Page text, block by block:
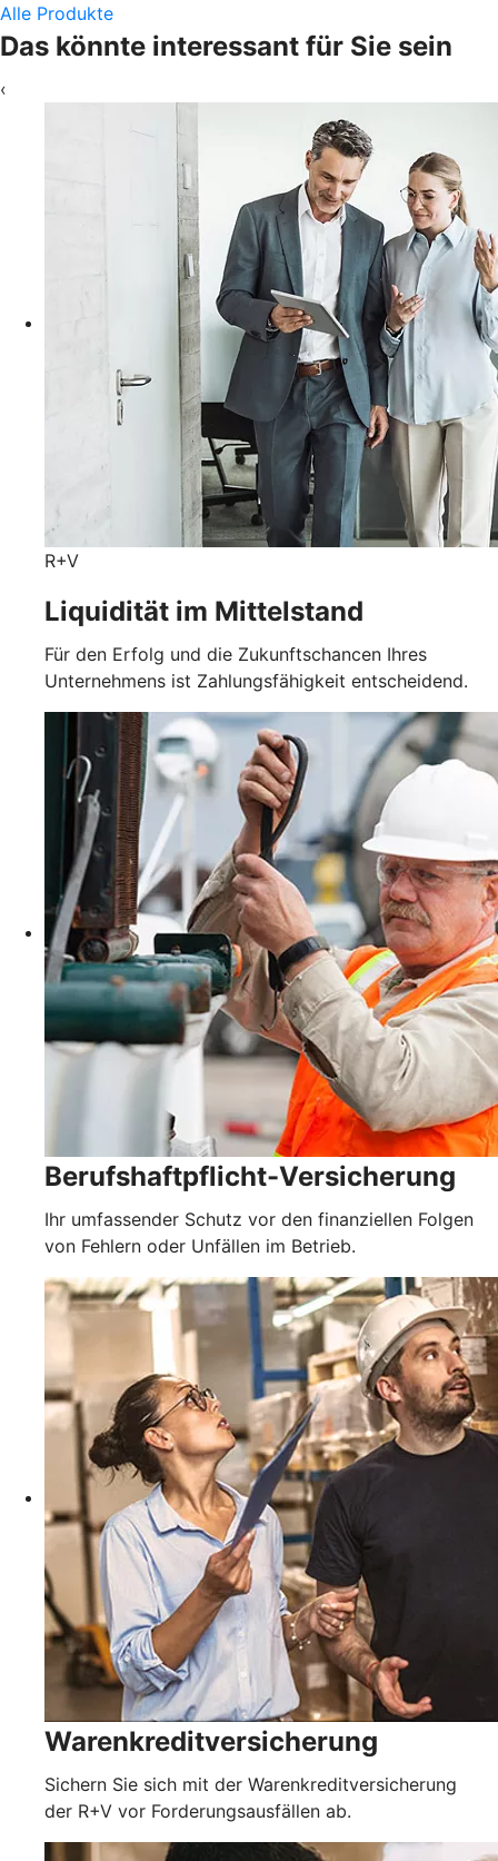
Alle Produkte
Das könnte interessant für Sie sein
‹
R+V
Liquidität im Mittelstand
Für den Erfolg und die Zukunftschancen Ihres
Unternehmens ist Zahlungsfähigkeit entscheidend.
Berufshaftpflicht-Versicherung
Ihr umfassender Schutz vor den finanziellen Folgen
von Fehlern oder Unfällen im Betrieb.
Warenkreditversicherung
Sichern Sie sich mit der Warenkreditversicherung
der R+V vor Forderungsausfällen ab.